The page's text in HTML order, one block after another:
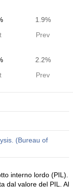
1.9%
Prev
2.2%
Prev
(Bureau of
interno lordo (PIL).
dal valore del PIL. Al